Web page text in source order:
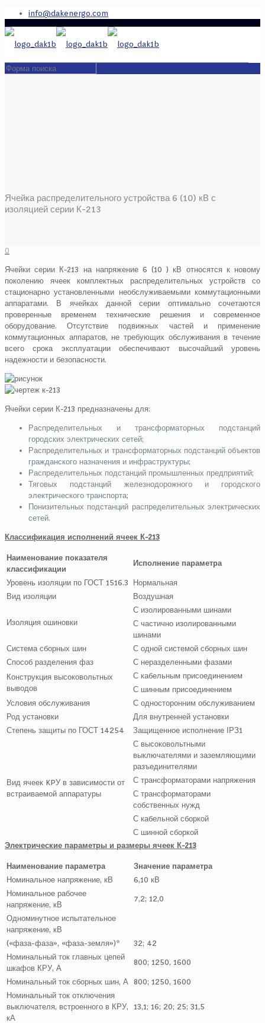
info@dakenergo.com
Ячейка распределительного устройства 6 (10) кВ с
изоляцией серии К-213
0
Ячейки серии К-213 на напряжение 6 (10 ) кВ относятся к новому
поколению ячеек комплектных распределительных устройств со
стационарно установленными необслуживаемыми коммутационными
аппаратами. В ячейках данной серии оптимально сочетаются
проверенные временем технические решения и современное
оборудование. Отсутствие подвижных частей и применение
коммутационных аппаратов, не требующих обслуживания в течение
всего срока эксплуатации обеспечивают высочайший уровень
надежности и безопасности.
Ячейки серии К-213 предназначены для:
Распределительных и трансформаторных подстанций
городских электрических сетей;
Распределительных и трансформаторных подстанций объектов
гражданского назначения и инфраструктуры;
Распределительных подстанций промышленных предприятий;
Тяговых подстанций железнодорожного и городского
электрического транспорта;
Понизительных подстанций распределительных электрических
сетей.
Классификация исполнений ячеек К-213
Наименование показателя
классификации
Исполнение параметра
Уровень изоляции по ГОСТ 1516.3
Нормальная
Вид изоляции
Воздушная
Изоляция ошиновки
С изолированными шинами
С частично изолированными
шинами
Система сборных шин
С одной системой сборных шин
Способ разделения фаз
С неразделенными фазами
Конструкция высоковольтных
выводов
С кабельным присоединением
С шинным присоединением
Условия обслуживания
С односторонним обслуживанием
Род установки
Для внутренней установки
Степень защиты по ГОСТ 14254
Защищенное исполнение ІРЗ1
Вид ячеек KPУ в зависимости от
встраиваемой аппаратуры
С высоковольтными
выключателями и заземляющими
разъединителями
С трансформаторами напряжения
С трансформаторами
собственных нужд
С кабельной сборкой
С шинной сборкой
Электрические параметры и размеры ячеек К-213
Наименование параметра
Значение параметра
Номинальное напряжение, кВ
6,10 кВ
Номинальное рабочее
напряжение, кВ
7,2; 12,0
Одноминутное испытательное
напряжение, кВ
(«фаза-фаза», «фаза-земля»)*
32; 42
Номинальный ток главных цепей
шкафов КРУ, А
800; 1250, 1600
Номинальный ток сборных шин, А
800; 1250, 1600
Номинальный ток отключения
выключателя, встроенного в КРУ,
кА
13,1; 16; 20; 25; 31,5